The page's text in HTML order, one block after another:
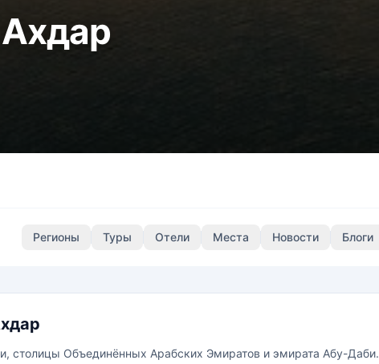
Регионы Туры Отели Места Новости Блоги
столицы Объединённых Арабских Эмиратов и эмирата Абу-Даби.